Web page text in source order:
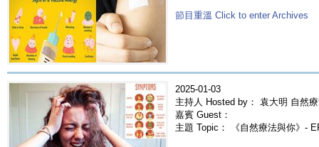
節目重溫 Click to enter Archives
2025-01-03
主持人 Hosted by： 袁大明 自然
嘉賓 Guest：
主題 Topic： 《自然療法與你》-